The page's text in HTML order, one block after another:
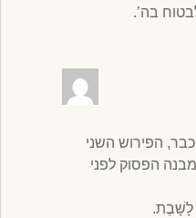
בה’.
הפירוש השני
הפסוק לפני
לָשָׁבֶת.